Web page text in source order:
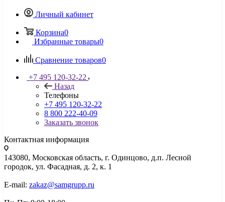
Личный кабинет
Корзина0
Избранные товары0
Сравнение товаров0
+7 495 120-32-22
Назад
Телефоны
+7 495 120-32-22
8 800 222-40-09
Заказать звонок
Контактная информация
143080, Mосковская область, г. Одинцово, д.п. Лесной
городок, ул. Фасадная, д. 2, к. 1
E-mail: zakaz@samgrupp.ru